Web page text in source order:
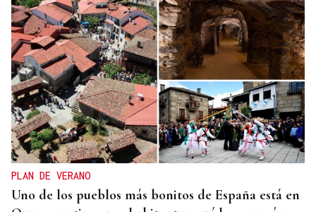
PLAN DE VERANO
Uno de los pueblos más bonitos de España está en